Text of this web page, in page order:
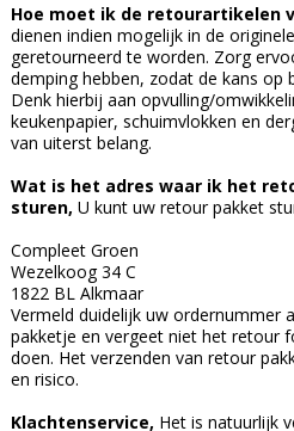
Hoe moet ik de retourartikelen
dienen indien mogelijk in de
geretourneerd te worden. Zorg
demping hebben, zodat de kans op
Denk hierbij aan opvulling/
keukenpapier, schuimvlokken en
van uiterst belang.
Wat is het adres waar ik het
sturen, U kunt uw retour pakket
Compleet Groen
Wezelkoog 34 C
1822 BL Alkmaar
Vermeld duidelijk uw ordernummer
pakketje en vergeet niet het retour
doen. Het verzenden van retour
en risico.
Klachtenservice, Het is natuurlijk